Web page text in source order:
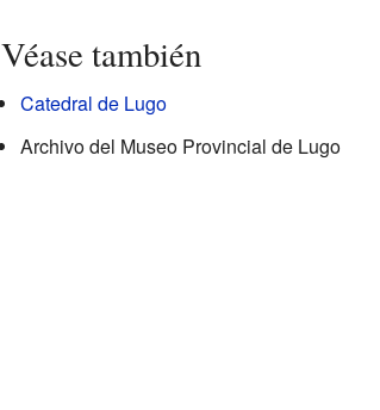
Véase también
Catedral de Lugo
Archivo del Museo Provincial de Lugo